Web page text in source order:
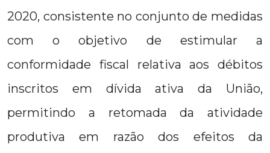
2020, consistente no conjunto de medidas
com o objetivo de estimular a
conformidade fiscal relativa aos débitos
inscritos em dívida ativa da União,
permitindo a retomada da atividade
produtiva em razão dos efeitos da